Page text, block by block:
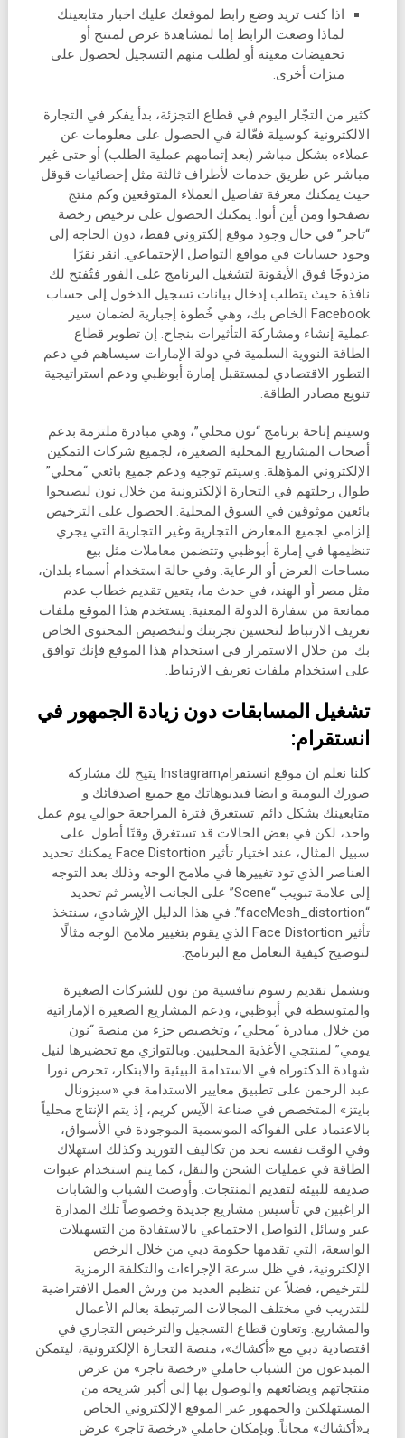
اذا كنت تريد وضع رابط لموقعك عليك اخبار متابعينك
لماذا وضعت الرابط إما لمشاهدة عرض لمنتج أو
تخفيضات معينة أو لطلب منهم التسجيل لحصول على
ميزات أخرى.
كثير من التجّار اليوم في قطاع التجزئة، بدأ يفكر في التجارة
الالكترونية كوسيلة فعّالة في الحصول على معلومات عن
عملاءه بشكل مباشر (بعد إتمامهم عملية الطلب) أو حتى غير
مباشر عن طريق خدمات لأطراف ثالثة مثل إحصائيات قوقل
حيث يمكنك معرفة تفاصيل العملاء المتوقعين وكم منتج
تصفحوا ومن أين أتوا. يمكنك الحصول على ترخيص رخصة
“تاجر” في حال وجود موقع إلكتروني فقط، دون الحاجة إلى
وجود حسابات في مواقع التواصل الإجتماعي. انقر نقرًا
مزدوجًا فوق الأيقونة لتشغيل البرنامج على الفور فتُفتح لك
نافذة حيث يتطلب إدخال بيانات تسجيل الدخول إلى حساب
Facebook الخاص بك، وهي خُطوة إجبارية لضمان سير
عملية إنشاء ومشاركة التأثيرات بنجاح. إن تطوير قطاع
الطاقة النووية السلمية في دولة الإمارات سيساهم في دعم
التطور الاقتصادي لمستقبل إمارة أبوظبي ودعم استراتيجية
تنويع مصادر الطاقة.
وسيتم إتاحة برنامج “نون محلي”، وهي مبادرة ملتزمة بدعم
أصحاب المشاريع المحلية الصغيرة، لجميع شركات التمكين
الإلكتروني المؤهلة. وسيتم توجيه ودعم جميع بائعي “محلي”
طوال رحلتهم في التجارة الإلكترونية من خلال نون ليصبحوا
بائعين موثوقين في السوق المحلية. الحصول على الترخيص
إلزامي لجميع المعارض التجارية وغير التجارية التي يجري
تنظيمها في إمارة أبوظبي وتتضمن معاملات مثل بيع
مساحات العرض أو الرعاية. وفي حالة استخدام أسماء بلدان،
مثل مصر أو الهند، في حدث ما، يتعين تقديم خطاب عدم
ممانعة من سفارة الدولة المعنية. يستخدم هذا الموقع ملفات
تعريف الارتباط لتحسين تجربتك ولتخصيص المحتوى الخاص
بك. من خلال الاستمرار في استخدام هذا الموقع فإنك توافق
على استخدام ملفات تعريف الارتباط.
تشغيل المسابقات دون زيادة الجمهور في
انستقرام:
كلنا نعلم ان موقع انستقرامInstagram يتيح لك مشاركة
صورك اليومية و ايضا فيديوهاتك مع جميع اصدقائك و
متابعينك بشكل دائم. تستغرق فترة المراجعة حوالي يوم عمل
واحد، لكن في بعض الحالات قد تستغرق وقتًا أطول. على
سبيل المثال، عند اختيار تأثير Face Distortion يمكنك تحديد
العناصر الذي تود تغييرها في ملامح الوجه وذلك بعد التوجه
إلى علامة تبويب “Scene” على الجانب الأيسر ثم تحديد
“faceMesh_distortion”. في هذا الدليل الإرشادي، سنتخذ
تأثير Face Distortion الذي يقوم بتغيير ملامح الوجه مثالًا
لتوضيح كيفية التعامل مع البرنامج.
وتشمل تقديم رسوم تنافسية من نون للشركات الصغيرة
والمتوسطة في أبوظبي، ودعم المشاريع الصغيرة الإماراتية
من خلال مبادرة “محلي”، وتخصيص جزء من منصة “نون
يومي” لمنتجي الأغذية المحليين. وبالتوازي مع تحضيرها لنيل
شهادة الدكتوراه في الاستدامة البيئية والابتكار، تحرص نورا
عبد الرحمن على تطبيق معايير الاستدامة في «سيزونال
بايتز» المتخصص في صناعة الآيس كريم، إذ يتم الإنتاج محلياً
بالاعتماد على الفواكه الموسمية الموجودة في الأسواق،
وفي الوقت نفسه نحد من تكاليف التوريد وكذلك استهلاك
الطاقة في عمليات الشحن والنقل، كما يتم استخدام عبوات
صديقة للبيئة لتقديم المنتجات. وأوصت الشباب والشابات
الراغبين في تأسيس مشاريع جديدة وخصوصاً تلك المدارة
عبر وسائل التواصل الاجتماعي بالاستفادة من التسهيلات
الواسعة، التي تقدمها حكومة دبي من خلال الرخص
الإلكترونية، في ظل سرعة الإجراءات والتكلفة الرمزية
للترخيص، فضلاً عن تنظيم العديد من ورش العمل الافتراضية
للتدريب في مختلف المجالات المرتبطة بعالم الأعمال
والمشاريع. وتعاون قطاع التسجيل والترخيص التجاري في
اقتصادية دبي مع «أكشاك»، منصة التجارة الإلكترونية، ليتمكن
المبدعون من الشباب حاملي «رخصة تاجر» من عرض
منتجاتهم وبضائعهم والوصول بها إلى أكبر شريحة من
المستهلكين والجمهور عبر الموقع الإلكتروني الخاص
بـ«أكشاك» مجاناً. وبإمكان حاملي «رخصة تاجر» عرض